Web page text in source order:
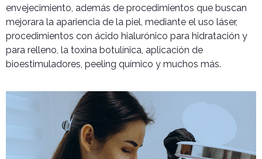
envejecimiento, además de procedimientos que buscan
mejorara la apariencia de la piel, mediante el uso láser,
procedimientos con ácido hialurónico para hidratación y
para relleno, la toxina botulínica, aplicación de
bioestimuladores, peeling químico y muchos más.